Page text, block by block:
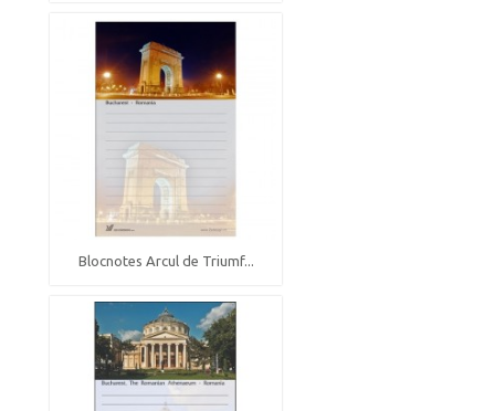
Blocnotes Arcul de Triumf...